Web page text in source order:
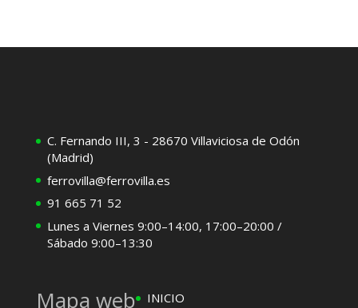
C. Fernando III, 3 - 28670 Villaviciosa de Odón
(Madrid)
ferrovilla@ferrovilla.es
91 665 71 52
Lunes a Viernes 9:00–14:00, 17:00–20:00 /
Sábado 9:00–13:30
Mapa web INICIO